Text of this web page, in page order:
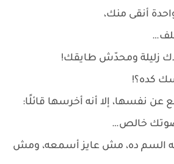
أنقى منك،
زليلة ومحدّش طايقك!
كده؟!
عن نفسها، إلا أنه أخرسها قائلًا:
خالص…
السم ده، مش عايز أسمعه، ومش